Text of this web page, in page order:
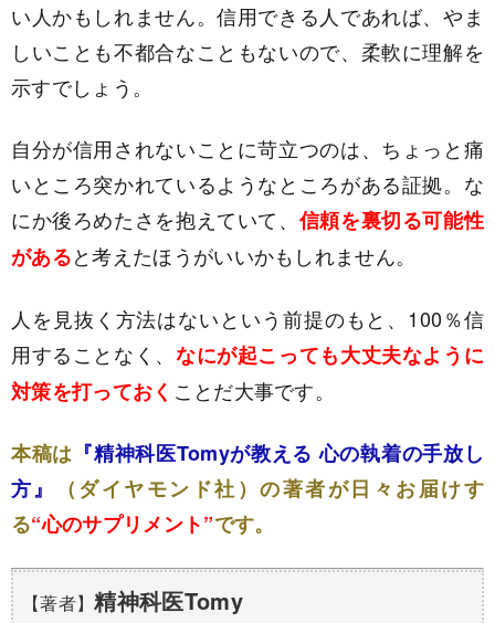
い人かもしれません。信用できる人であれば、やま
しいことも不都合なこともないので、柔軟に理解を
示すでしょう。
自分が信用されないことに苛立つのは、ちょっと痛
いところ突かれているようなところがある証拠。な
にか後ろめたさを抱えていて、 信頼を裏切る可能性
があると考えたほうがいいかもしれません。
人を見抜く方法はないという前提のもと、100％信
用することなく、 なにが起こっても大丈夫なように
対策を打っておく ことだ大事です。
本稿は 『精神科医Tomyが教える 心の執着の手放し
方』
（ダイヤモンド社）の著者が日々お届けす
る“心のサプリメント”です。
【著者】精神科医Tomy